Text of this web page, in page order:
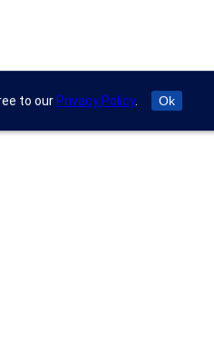
to our Privacy Policy. Ok